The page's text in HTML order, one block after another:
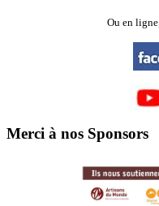
Ou en ligne,
Merci à nos Sponsors